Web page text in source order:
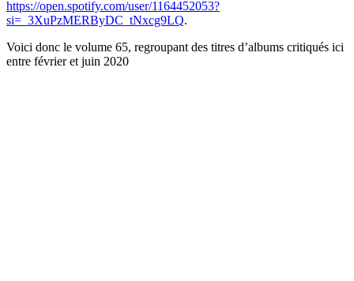
https://open.spotify.com/user/1164452053?
si=_3XuPzMERByDC_tNxcg9LQ.
Voici donc le volume 65, regroupant des titres d’albums critiqués ici
entre février et juin 2020